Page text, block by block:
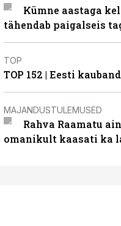
Kümne aastaga
tähendab paigalseis
TOP
TOP 152 | Eesti
MAJANDUSTULEMUSED
Rahva Raamatu
omanikult kaasati ka